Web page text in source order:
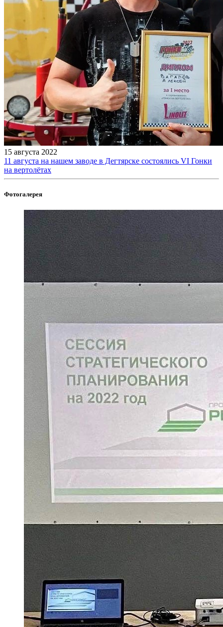
15 августа 2022
11 августа на нашем заводе в Дегтярске состоялись VI Гонки
на вертолётах
Фотогалерея